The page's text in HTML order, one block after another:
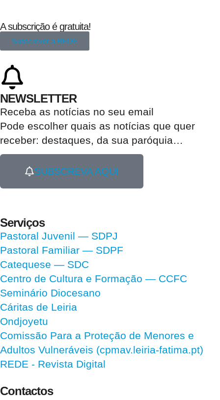
A subscrição é gratuita!
Subscrever a REDE
NEWSLETTER
Receba as notícias no seu email​
Pode escolher quais as notícias que quer
receber: destaques, da sua paróquia…
SUBSCREVA AQUI
Serviços
Pastoral Juvenil — SDPJ
Pastoral Familiar — SDPF
Catequese — SDC
Centro de Cultura e Formação — CCFC
Seminário Diocesano
Cáritas de Leiria
Ondjoyetu
Comissão Para a Proteção de Menores e
Adultos Vulneráveis (cpmav.leiria-fatima.pt)
REDE - Revista Digital
Contactos